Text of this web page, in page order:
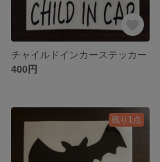
チャイルドインカーステッカー
400円
残り1点